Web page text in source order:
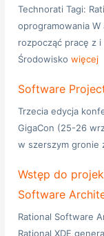
Technorati Tagi:
oprogramowania
rozpocząć pracę z
Środowiskowięcej
Software
Trzecia edycja
GigaCon (25-26
w szerszym gronie
Wstęp do
Software
Rational Software
Rational XDE